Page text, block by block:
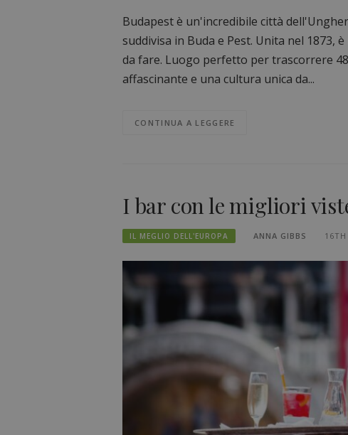
Budapest è un'incredibile città
suddivisa in Buda e Pest. Unita nel 1873,
da fare. Luogo perfetto per trascorrere
affascinante e una cultura unica da...
CONTINUA A LEGGERE
I bar con le migliori
IL MEGLIO DELL'EUROPA ANNA GIBBS